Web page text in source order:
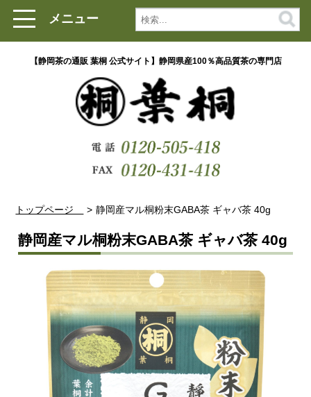
メニュー
【静岡茶の通販 葉桐 公式サイト】静岡県産100％高品質茶の専門店
トップページ 静岡産マル桐粉末GABA茶 ギャバ茶 40g
静岡産マル桐粉末GABA茶 ギャバ茶 40g